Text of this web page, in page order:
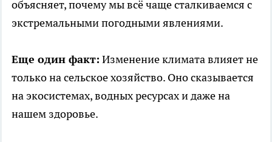
объясняет, почему мы всё чаще сталкиваемся с
экстремальными погодными явлениями.
Еще один факт: Изменение климата влияет не
только на сельское хозяйство. Оно сказывается
на экосистемах, водных ресурсах и даже на
нашем здоровье.